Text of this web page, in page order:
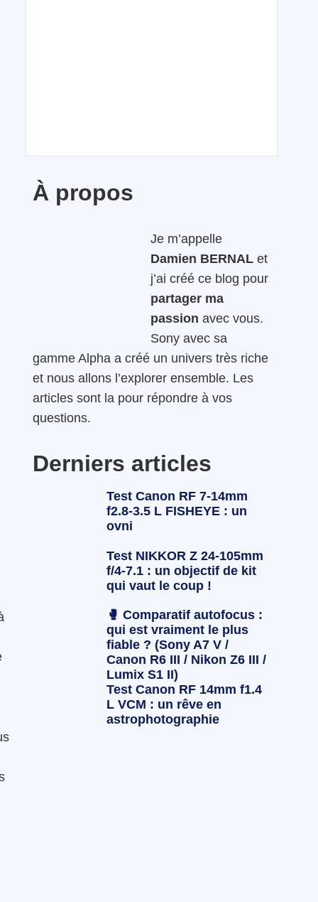
À propos
Je m’appelle
Damien BERNAL et
j’ai créé ce blog pour
partager ma
passion avec vous.
Sony avec sa
gamme Alpha a créé un univers très riche
et nous allons l’explorer ensemble. Les
articles sont la pour répondre à vos
questions.
Derniers articles
Test Canon RF 7-14mm
f2.8-3.5 L FISHEYE : un
ovni
Test NIKKOR Z 24-105mm
f/4-7.1 : un objectif de kit
qui vaut le coup !
🥊 Comparatif autofocus :
qui est vraiment le plus
fiable ? (Sony A7 V /
Canon R6 III / Nikon Z6 III /
Lumix S1 II)
Test Canon RF 14mm f1.4
L VCM : un rêve en
astrophotographie